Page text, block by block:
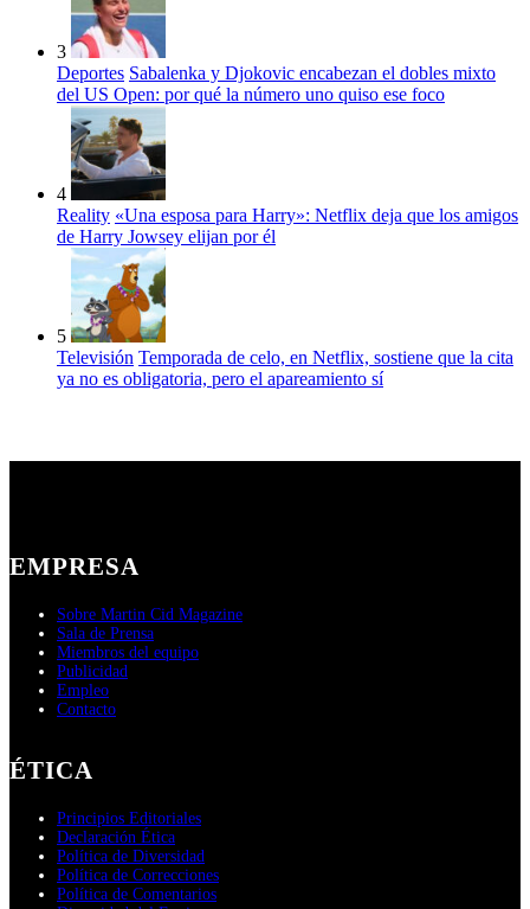
3
Deportes Sabalenka y Djokovic encabezan el dobles mixto
del US Open: por qué la número uno quiso ese foco
4
Reality «Una esposa para Harry»: Netflix deja que los amigos
de Harry Jowsey elijan por él
5
Televisión Temporada de celo, en Netflix, sostiene que la cita
ya no es obligatoria, pero el apareamiento sí
EMPRESA
Sobre Martin Cid Magazine
Sala de Prensa
Miembros del equipo
Publicidad
Empleo
Contacto
ÉTICA
Principios Editoriales
Declaración Ética
Política de Diversidad
Política de Correcciones
Política de Comentarios